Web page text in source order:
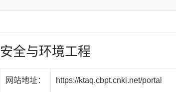
安全与环境工程
网站地址： https://ktaq.cbpt.cnki.net/portal